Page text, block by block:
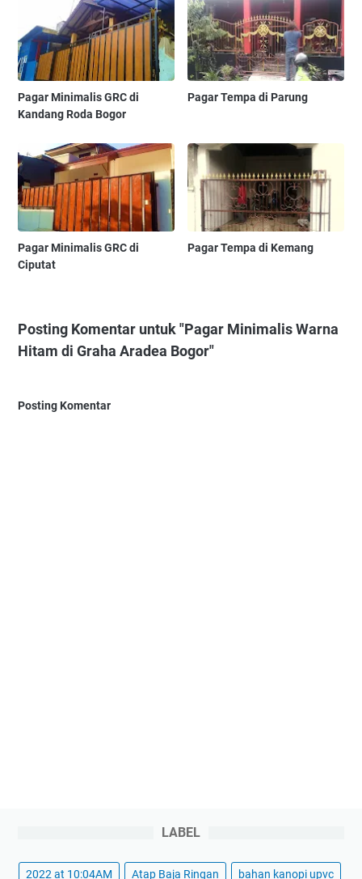
Pagar Minimalis GRC di
Kandang Roda Bogor
Pagar Tempa di Parung
Pagar Minimalis GRC di
Ciputat
Pagar Tempa di Kemang
Posting Komentar untuk "Pagar Minimalis Warna
Hitam di Graha Aradea Bogor"
Posting Komentar
LABEL
2022 at 10:04AM Atap Baja Ringan bahan kanopi upvc